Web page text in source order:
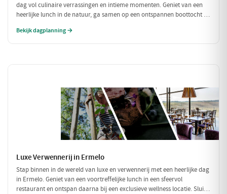
dag vol culinaire verrassingen en intieme momenten. Geniet van een
heerlijke lunch in de natuur, ga samen op een ontspannen boottocht en
je geliefde!
Bekijk dagplanning →
Luxe Verwennerij in Ermelo
Stap binnen in de wereld van luxe en verwennerij met een heerlijke dag
in Ermelo. Geniet van een voortreffelijke lunch in een sfeervol
restaurant en ontspan daarna bij een exclusieve wellness locatie. Sluit